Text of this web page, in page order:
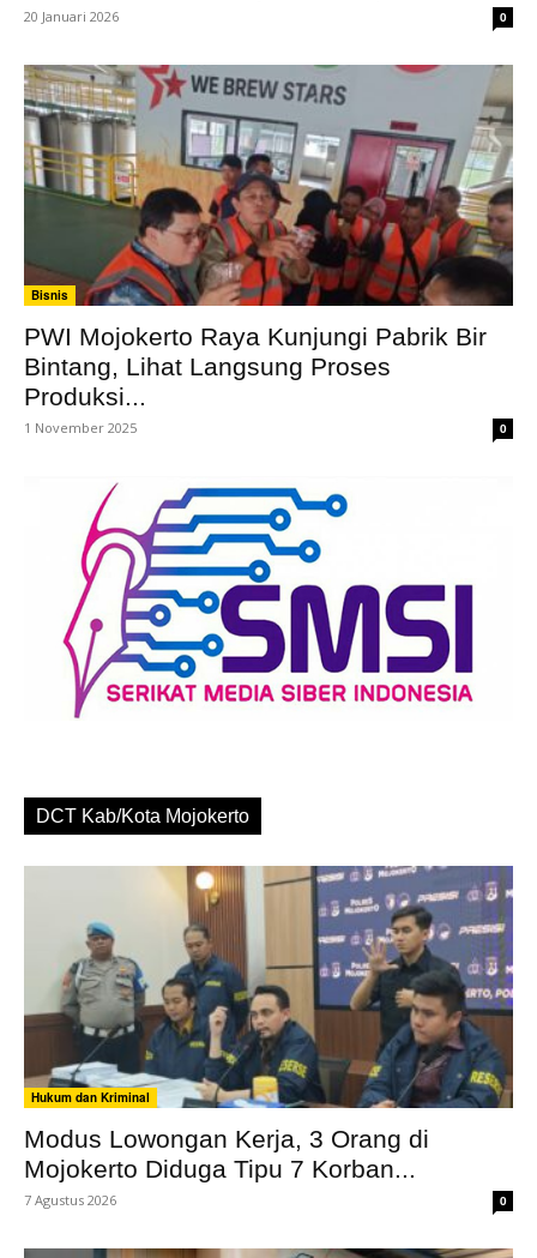
20 Januari 2026 0
Bisnis
PWI Mojokerto Raya Kunjungi Pabrik Bir
Bintang, Lihat Langsung Proses
Produksi...
1 November 2025 0
DCT Kab/Kota Mojokerto
Hukum dan Kriminal
Modus Lowongan Kerja, 3 Orang di
Mojokerto Diduga Tipu 7 Korban...
7 Agustus 2026 0